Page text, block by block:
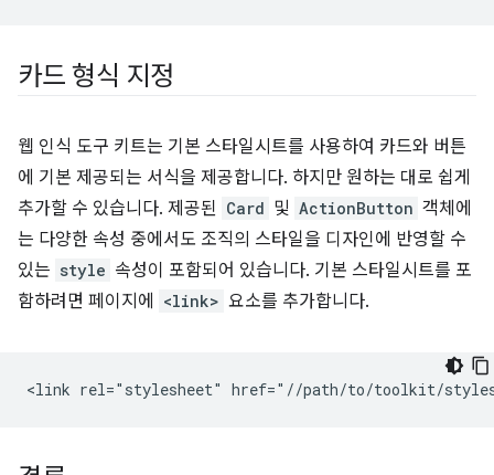
카드 형식 지정
웹 인식 도구 키트는 기본 스타일시트를 사용하여 카드와 버튼
에 기본 제공되는 서식을 제공합니다. 하지만 원하는 대로 쉽게
추가할 수 있습니다. 제공된 Card 및 ActionButton 객체에
는 다양한 속성 중에서도 조직의 스타일을 디자인에 반영할 수
있는 style 속성이 포함되어 있습니다. 기본 스타일시트를 포
함하려면 페이지에
<link> 요소를 추가합니다.